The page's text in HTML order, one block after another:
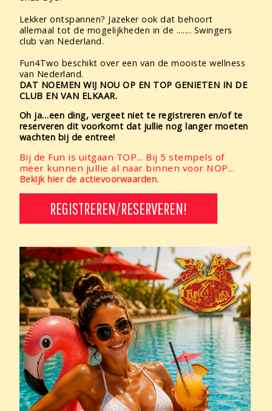
Lekker ontspannen? Jazeker ook dat behoort
allemaal tot de mogelijkheden in de ....... Swingers
club van Nederland.
Fun4Two beschikt over een van de mooiste wellness
van Nederland.
DAT NOEMEN WIJ NOU OP EN TOP GENIETEN IN DE
CLUB EN VAN ELKAAR.
Oh ja…een ding, vergeet niet te registreren en/of te
reserveren dit voorkomt dat jullie nog langer moeten
wachten bij de entree!
Bij de Fun is uitgaan TOP... Bij 5 stempels of
meer kunnen jullie al naar binnen voor NOP...
Bekijk hier de actievoorwaarden.
REGISTREREN/RESERVEREN!